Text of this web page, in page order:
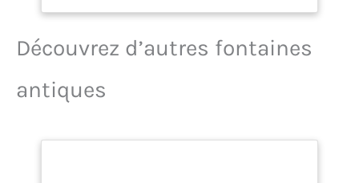
robinet et un petit bassin -
Avec grille pour déposer
à eau pour arrosage ou
Découvrez d’autres fontaines
antiques